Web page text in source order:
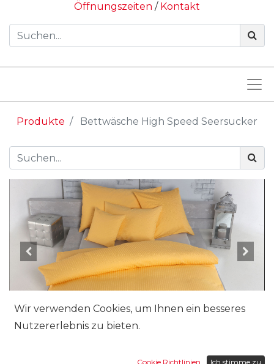
Öffnungszeiten / Kontakt
Produkte Bettwäsche High Speed Seersucker
Wir verwenden Cookies, um Ihnen ein besseres
Nutzererlebnis zu bieten.
Cookie Richtlinien Ich stimme zu